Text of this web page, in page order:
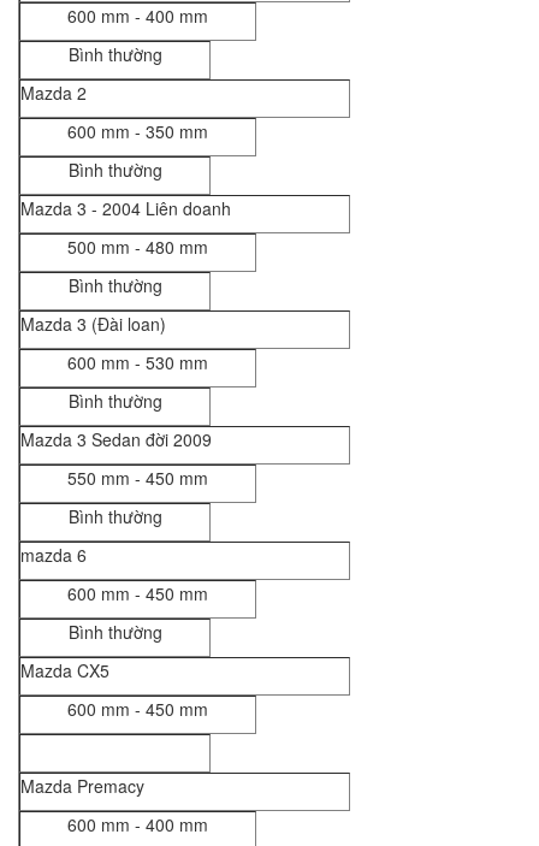
600 mm - 400 mm
Bình thường
Mazda 2
600 mm - 350 mm
Bình thường
Mazda 3 - 2004 Liên doanh
500 mm - 480 mm
Bình thường
Mazda 3 (Đài loan)
600 mm - 530 mm
Bình thường
Mazda 3 Sedan đời 2009
550 mm - 450 mm
Bình thường
mazda 6
600 mm - 450 mm
Bình thường
Mazda CX5
600 mm - 450 mm
Mazda Premacy
600 mm - 400 mm